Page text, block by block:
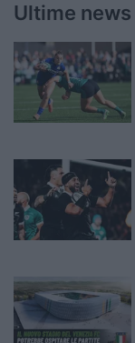
Ultime news